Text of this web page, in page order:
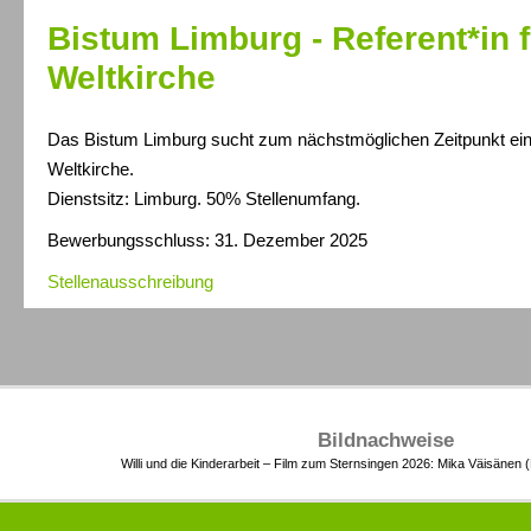
Bistum Limburg - Referent*in
Weltkirche
Das Bistum Limburg sucht zum nächstmöglichen Zeitpunkt
Weltkirche.
Dienstsitz: Limburg. 50% Stellenumfang.
Bewerbungsschluss: 31. Dezember 2025
Stellenausschreibung
Bildnachweise
Willi und die Kinderarbeit – Film zum Sternsingen 2026: Mika Väisänen